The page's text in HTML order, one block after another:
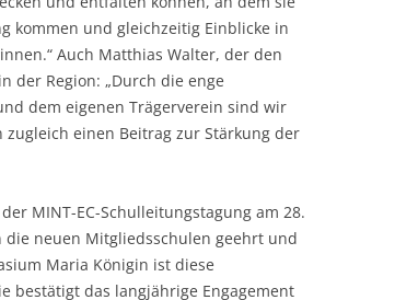
kommen und gleichzeitig Einblicke in
Auch Matthias Walter, der den
der Region: „Durch die enge
dem eigenen Trägerverein sind wir
einen Beitrag zur Stärkung der
MINT-EC-Schulleitungstagung am 28.
neuen Mitgliedsschulen geehrt und
Maria Königin ist diese
bestätigt das langjährige Engagement